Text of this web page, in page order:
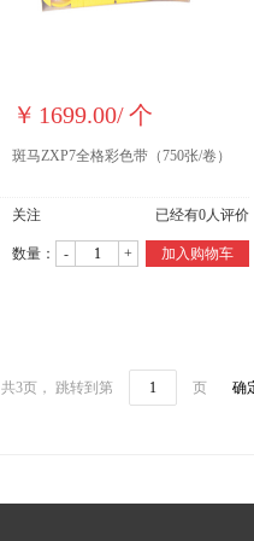
￥ 1699.00/个
斑马ZXP7全格彩色带（750张/卷）
关注 已经有0人评价
数量： - + 加入购物车
共3页， 跳转到第 页